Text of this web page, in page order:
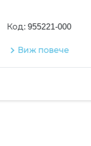
955221-000
повече